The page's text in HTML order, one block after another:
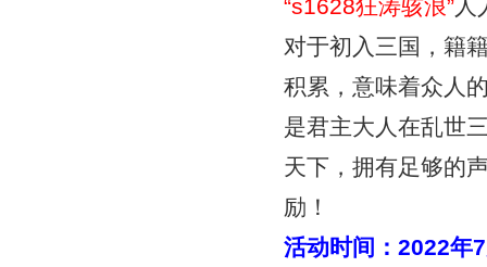
“s1628狂涛骇浪”人
对于初入三国，籍
积累，意味着众人
是君主大人在乱世
天下，拥有足够的
励！
活动时间：2022年